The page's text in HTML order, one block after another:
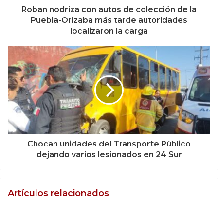
Roban nodriza con autos de colección de la
Puebla-Orizaba más tarde autoridades
localizaron la carga
Chocan unidades del Transporte Público
dejando varios lesionados en 24 Sur
Artículos relacionados